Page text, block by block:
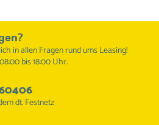
in allen Fragen rund ums Leasing!
bis 18:00 Uhr.
dt. Festnetz